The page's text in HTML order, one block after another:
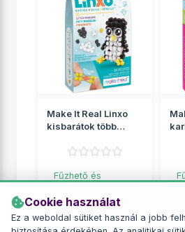
Cookie használat
Ez a weboldal sütiket használ a jobb
Make It Real Linxo
kisbarátok több
Fűzhető és
2 049 Ft 2